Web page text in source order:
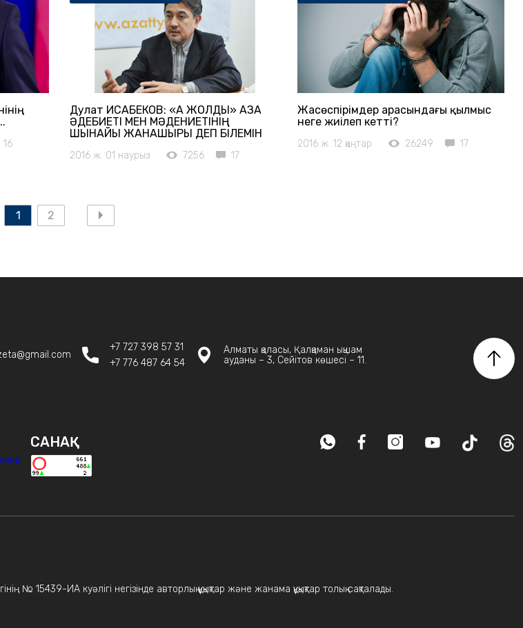
16
Дулат ИСАБЕКОВ: «АҚ ЖОЛДЫ» ҚАЗАҚ
ӘДЕБИЕТІ МЕН МӘДЕНИЕТІНІҢ
ШЫНАЙЫ ЖАНАШЫРЫ ДЕП БІЛЕМІН
2016 ж. 01 наурыз 7256 17
Жасөспірімдер арасындағы қылмыс
неге жиілеп кетті?
2016 ж. 12 қаңтар 26249 17
1 2
+7 727 398 57 31
+7 776 487 64 54
Алматы қаласы, Қалқаман ықшам
ауданы – 3, Сейітов көшесі – 11.
САНАҚ
15439-ИА куәлігі негізінде авторлық құқықтар және жанама құқықтар толық сақталады.